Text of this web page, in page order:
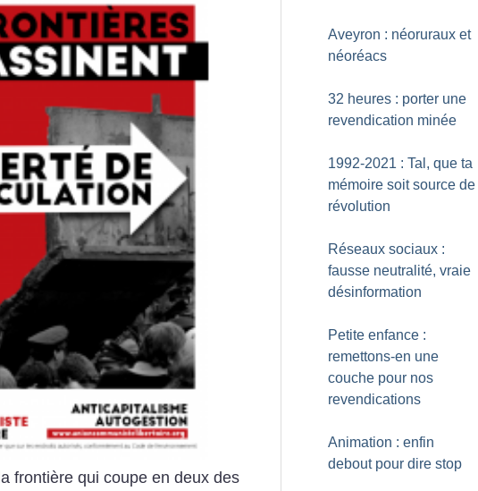
frontière qui coupe en deux des
Aveyron : néoruraux et
néoréacs
32 heures : porter une
revendication minée
1992-2021 : Tal, que ta
mémoire soit source de
révolution
Réseaux sociaux :
fausse neutralité, vraie
désinformation
Petite enfance :
remettons-en une
couche pour nos
revendications
Animation : enfin
debout pour dire stop